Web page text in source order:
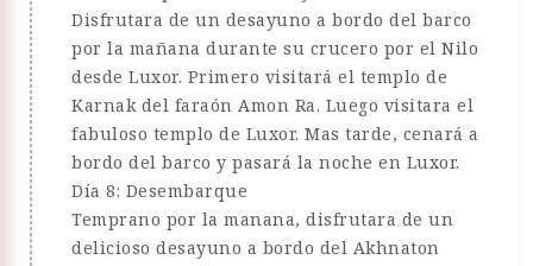
Disfrutara de un desayuno a bordo del barco
por la mañana durante su crucero por el Nilo
desde Luxor. Primero visitará el templo de
Karnak del faraón Amon Ra. Luego visitara el
fabuloso templo de Luxor. Mas tarde, cenará a
bordo del barco y pasará la noche en Luxor.
Día 8: Desembarque
Temprano por la manana, disfrutara de un
delicioso desayuno a bordo del Akhnaton